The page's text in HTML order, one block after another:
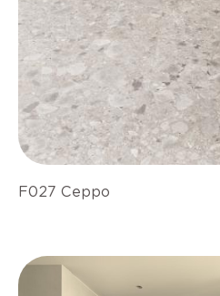
F027 Ceppo